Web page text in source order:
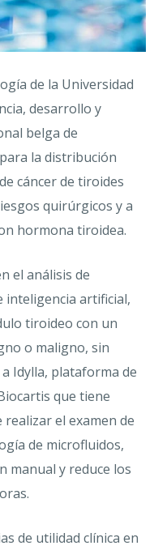
de la Universidad
desarrollo y
belga de
la distribución
cáncer de tiroides
quirúrgicos y a
hormona tiroidea.
el análisis de
inteligencia artificial,
tiroideo con un
o maligno, sin
Idylla, plataforma de
que tiene
el examen de
de microfluidos,
manual y reduce los
de utilidad clínica en